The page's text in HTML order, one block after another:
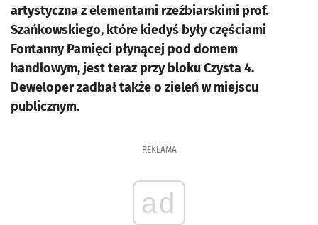
artystyczna z elementami rzeźbiarskimi prof.
Szańkowskiego, które kiedyś były częściami
Fontanny Pamięci płynącej pod domem
handlowym, jest teraz przy bloku Czysta 4.
Deweloper zadbał także o zieleń w miejscu
publicznym.
REKLAMA
ad